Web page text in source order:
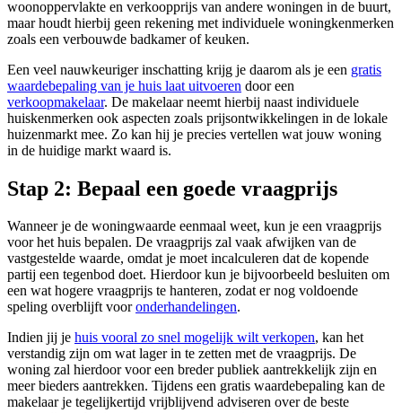
woonoppervlakte en verkoopprijs van andere woningen in de buurt,
maar houdt hierbij geen rekening met individuele woningkenmerken
zoals een verbouwde badkamer of keuken.
Een veel nauwkeuriger inschatting krijg je daarom als je een gratis
waardebepaling van je huis laat uitvoeren door een
verkoopmakelaar. De makelaar neemt hierbij naast individuele
huiskenmerken ook aspecten zoals prijsontwikkelingen in de lokale
huizenmarkt mee. Zo kan hij je precies vertellen wat jouw woning
in de huidige markt waard is.
Stap 2: Bepaal een goede vraagprijs
Wanneer je de woningwaarde eenmaal weet, kun je een vraagprijs
voor het huis bepalen. De vraagprijs zal vaak afwijken van de
vastgestelde waarde, omdat je moet incalculeren dat de kopende
partij een tegenbod doet. Hierdoor kun je bijvoorbeeld besluiten om
een wat hogere vraagprijs te hanteren, zodat er nog voldoende
speling overblijft vooronderhandelingen.
Indien jij je huis vooral zo snel mogelijk wilt verkopen, kan het
verstandig zijn om wat lager in te zetten met de vraagprijs. De
woning zal hierdoor voor een breder publiek aantrekkelijk zijn en
meer bieders aantrekken. Tijdens een gratis waardebepaling kan de
makelaar je tegelijkertijd vrijblijvend adviseren over de beste